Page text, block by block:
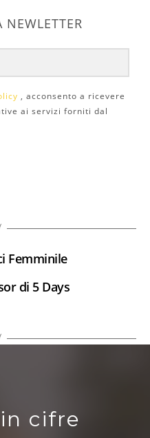
NEWLETTER
, acconsento a ricevere
ai servizi forniti dal
Femminile
di 5 Days
cifre